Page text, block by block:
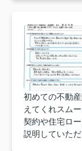
初めての不動
えてくれスム
契約や住宅ロ
説明していただ